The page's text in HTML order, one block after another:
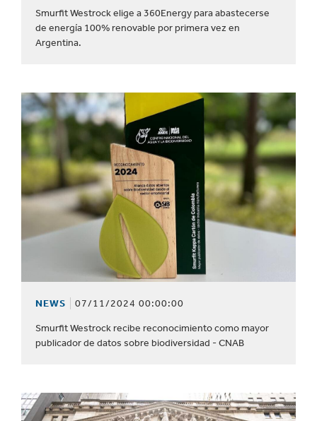
Smurfit Westrock elige a 360Energy para abastecerse
de energía 100% renovable por primera vez en
Argentina.
NEWS 07/11/2024 00:00:00
Smurfit Westrock recibe reconocimiento como mayor
publicador de datos sobre biodiversidad - CNAB